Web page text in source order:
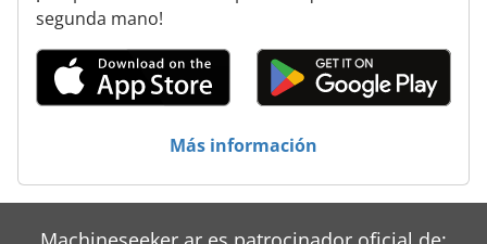
segunda mano!
Más información